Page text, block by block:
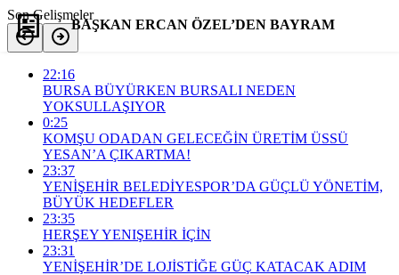
Son Gelişmeler
22:16
BURSA BÜYÜRKEN BURSALI NEDEN
YOKSULLAŞIYOR
0:25
KOMŞU ODADAN GELECEĞİN ÜRETİM ÜSSÜ
YESAN’A ÇIKARTMA!
23:37
YENİŞEHİR BELEDİYESPOR’DA GÜÇLÜ YÖNETİM,
BÜYÜK HEDEFLER
23:35
HERŞEY YENIŞEHİR İÇİN
23:31
YENİŞEHİR’DE LOJİSTİĞE GÜÇ KATACAK ADIM
BAŞKAN ERCAN ÖZEL’DEN BAYRAM
MESAJI
Yorum Yap